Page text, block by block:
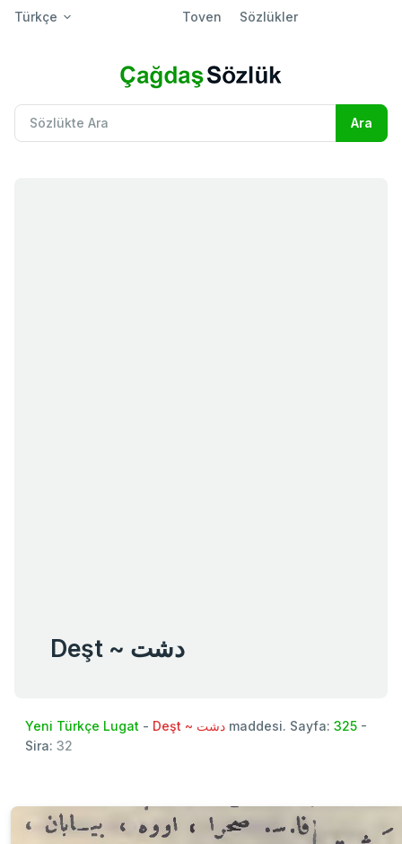
Türkçe Toven Sözlükler
Deşt ~ دشت
Yeni Türkçe Lugat - Deşt ~ دشت maddesi. Sayfa: 325 -
Sira: 32